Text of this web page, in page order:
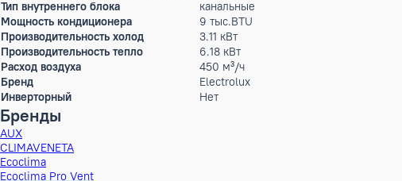
Нет в наличии
Характеристики
Режим работы
охлаждение, обогрев
Max.уровень шума
40 дБ(А)
Гарантийный срок производителя, год 1
Тип внутреннего блока
канальные
Мощность кондиционера
Производительность холод
Производительность тепло
Расход воздуха
Бренд